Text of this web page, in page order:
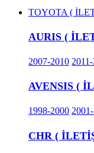
TOYOTA (
AURIS (
2007-2010
AVENSIS (
1998-2000
CHR (